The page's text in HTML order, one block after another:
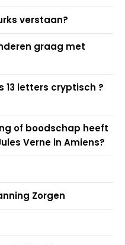
verstaan?
graag met
13 letters cryptisch ?
of boodschap heeft
Verne in Amiens?
Zorgen